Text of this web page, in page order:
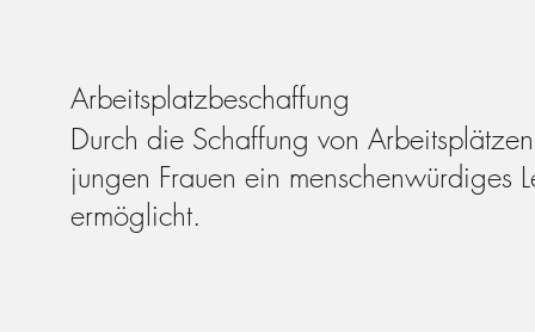
Arbeitsplatzbeschaffung
Durch die Schaffung von
jungen Frauen ein menschenwürdiges
ermöglicht.